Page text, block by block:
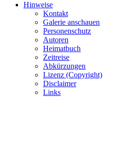
Hinweise
Kontakt
Galerie anschauen
Personenschutz
Autoren
Heimatbuch
Zeitreise
Abkürzungen
Lizenz (Copyright)
Disclaimer
Links